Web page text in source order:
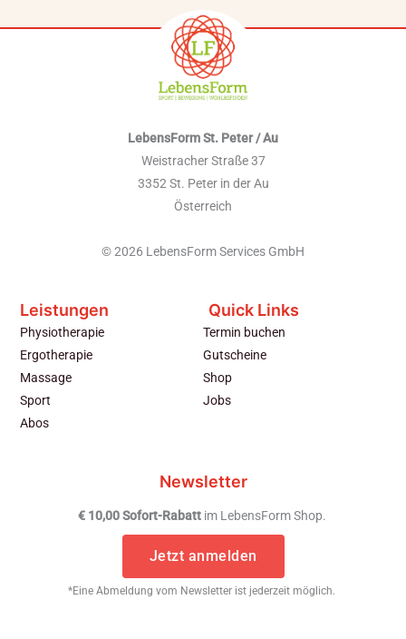
LebensForm St. Peter / Au
Weistracher Straße 37
3352 St. Peter in der Au
Österreich
© 2026 LebensForm Services GmbH
Leistungen
Physiotherapie
Ergotherapie
Massage
Sport
Abos
Quick Links
Termin buchen
Gutscheine
Shop
Jobs
Newsletter
€ 10,00 Sofort-Rabatt im LebensForm Shop.
Jetzt anmelden
*Eine Abmeldung vom Newsletter ist jederzeit möglich.